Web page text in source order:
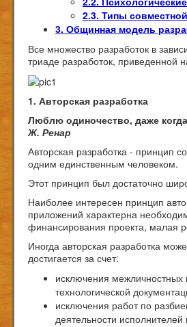
2.3. Типы
3. Общинная модель
Все множество разработок в
триаде разработок, приведенной
1. Авторская разработка
Люблю одиночество, даже
Ж. Ренар
Авторская разработка - принцип
одним единственным человеком.
Этот принцип был достаточно
Наиболее интересен принцип
приложений характерна
финансирования проекта, малая
Иногда авторская разработка
достигается за счет:
исключения межличностных
технологической
исключения работ по
деятельности